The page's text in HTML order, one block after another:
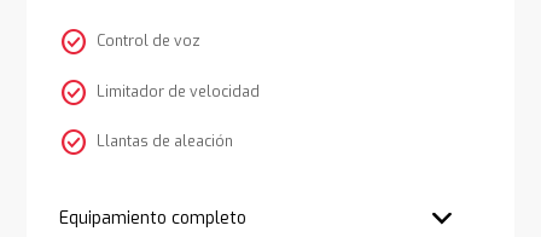
check_circle Control de voz
check_circle Limitador de velocidad
check_circle Llantas de aleación
Equipamiento completo